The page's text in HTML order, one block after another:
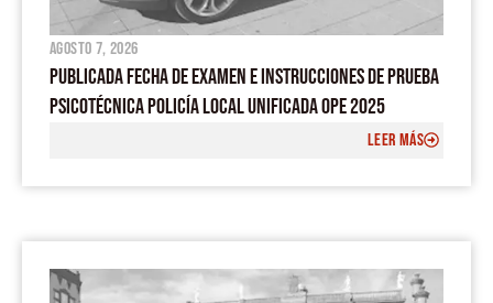
agosto 7, 2026
PUBLICADA FECHA DE EXAMEN E INSTRUCCIONES DE PRUEBA
PSICOTÉCNICA POLICÍA LOCAL UNIFICADA OPE 2025
LEER MÁS